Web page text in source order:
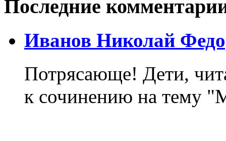
Последние
Иванов Николай
Потрясающе! Дети,
к сочинению на тему